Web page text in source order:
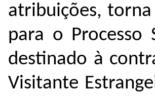
atribuições,
para o Processo
destinado à
Visitante